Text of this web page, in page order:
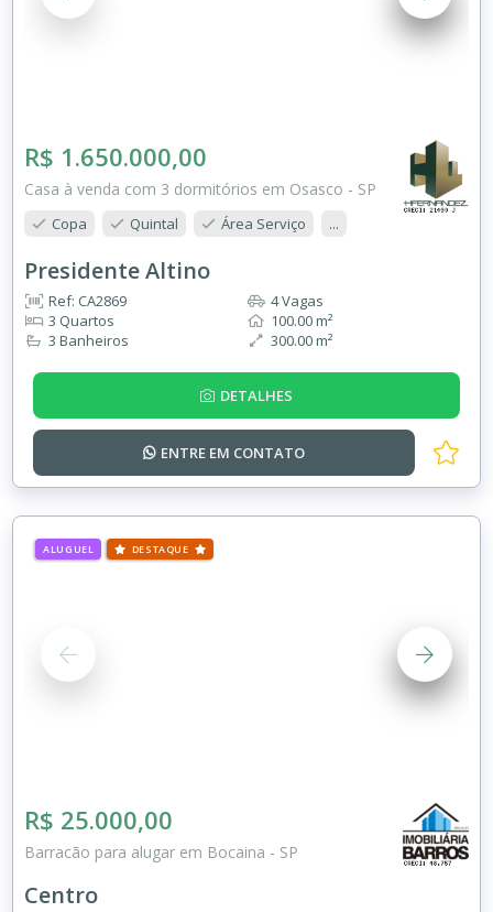
R$ 1.650.000,00
Casa à venda com 3 dormitórios em Osasco - SP
Copa Quintal Área Serviço ...
Presidente Altino
Ref: CA2869
3 Quartos
3 Banheiros
4 Vagas
100.00 m²
300.00 m²
DETALHES
ENTRE EM CONTATO
ALUGUEL DESTAQUE
R$ 25.000,00
Barracão para alugar em Bocaina - SP
Centro